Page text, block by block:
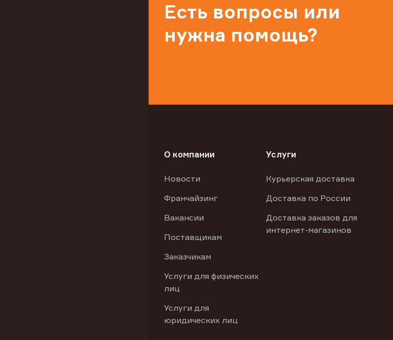
Есть вопросы или
нужна помощь?
О компании
Новости
Франчайзинг
Вакансии
Поставщикам
Заказчикам
Услуги для физических
лиц
Услуги для
юридических лиц
Услуги
Курьерская доставка
Доставка по России
Доставка заказов для
интернет-магазинов